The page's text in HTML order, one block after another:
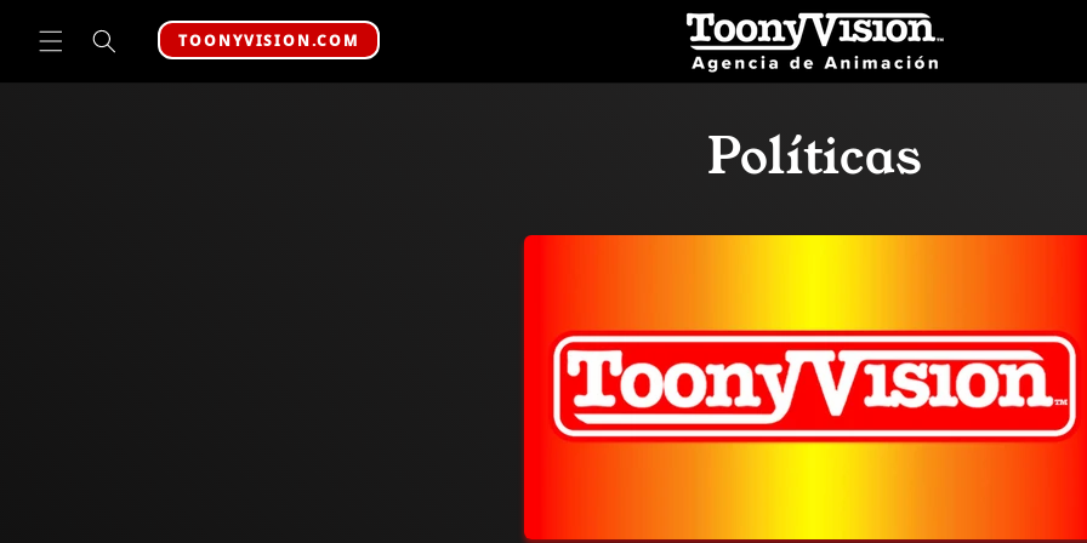
directamente
al contenido
TOONYVISION.COM
Políticas